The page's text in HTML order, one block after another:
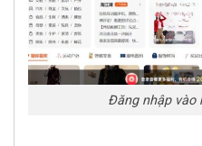
Đăng nhập vào